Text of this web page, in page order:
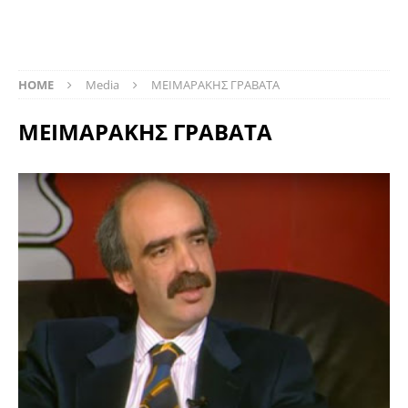
HOME Media ΜΕΙΜΑΡΑΚΗΣ ΓΡΑΒΑΤΑ
ΜΕΙΜΑΡΑΚΗΣ ΓΡΑΒΑΤΑ